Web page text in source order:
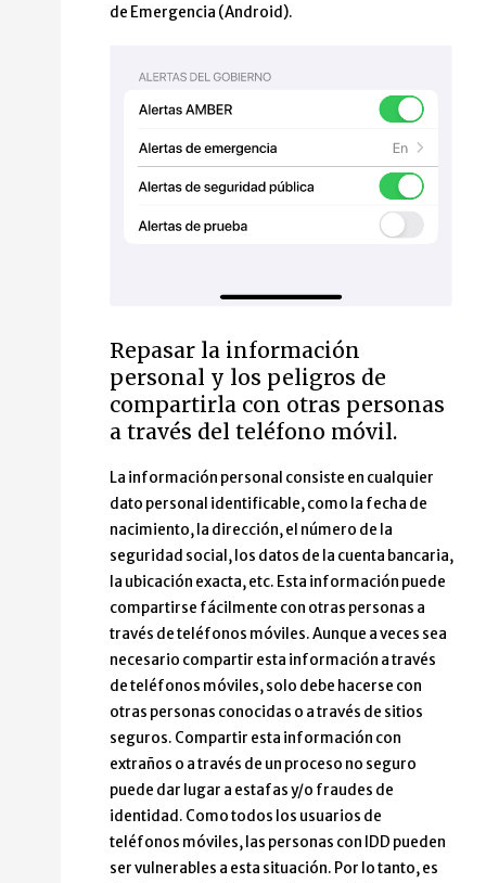
de Emergencia (Android).
Repasar la información
personal y los peligros de
compartirla con otras personas
a través del teléfono móvil.
La información personal consiste en cualquier
dato personal identificable, como la fecha de
nacimiento, la dirección, el número de la
seguridad social, los datos de la cuenta bancaria,
la ubicación exacta, etc. Esta información puede
compartirse fácilmente con otras personas a
través de teléfonos móviles. Aunque a veces sea
necesario compartir esta información a través
de teléfonos móviles, solo debe hacerse con
otras personas conocidas o a través de sitios
seguros. Compartir esta información con
extraños o a través de un proceso no seguro
puede dar lugar a estafas y/o fraudes de
identidad. Como todos los usuarios de
teléfonos móviles, las personas con IDD pueden
ser vulnerables a esta situación. Por lo tanto, es